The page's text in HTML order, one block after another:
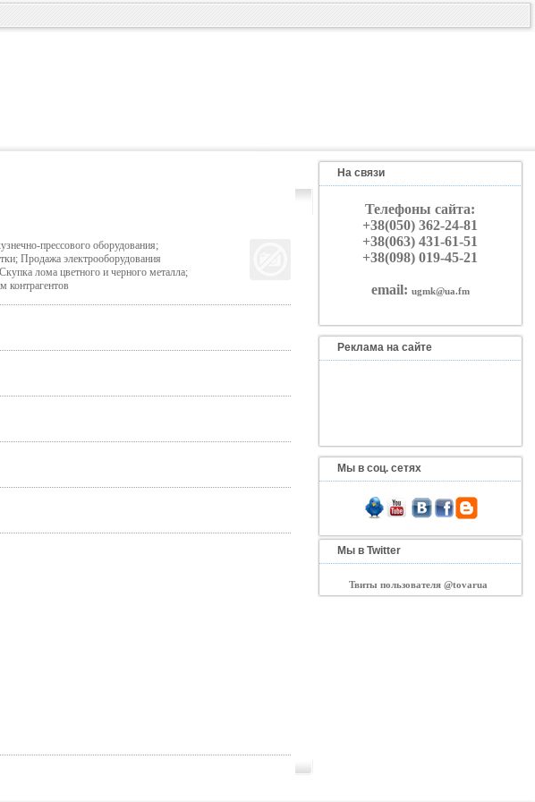
прессового оборудования;
Продажа электрооборудования
лома цветного и черного металла;
контрагентов
На связи
Телефоны сайта:
+38(050) 362-24-81
+38(063) 431-61-51
+38(098) 019-45-21
email: ugmk@ua.fm
Реклама на сайте
Мы в соц. сетях
Мы в Twitter
Твиты пользователя @tovarua